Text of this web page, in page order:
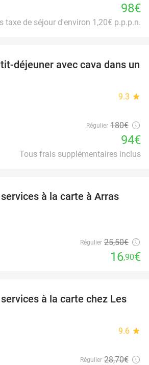
98€
taxe de séjour d'environ 1,20€ p.p.p.n.
48%
déjeuner avec cava dans un
9.3 star
Régulier 180€
94€
Tous frais supplémentaires inclus
34%
à la carte à Arras
Régulier 25,50€
16,90€
31%
à la carte chez Les
9.6 star
Régulier 28,70€